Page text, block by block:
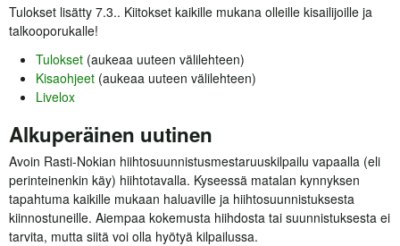
Tulokset lisätty 7.3.. Kiitokset kaikille mukana olleille kisailijoille ja
talkooporukalle!
Tulokset (aukeaa uuteen välilehteen)
Kisaohjeet (aukeaa uuteen välilehteen)
Livelox
Alkuperäinen uutinen
Avoin Rasti-Nokian hiihtosuunnistusmestaruuskilpailu vapaalla (eli
perinteinenkin käy) hiihtotavalla. Kyseessä matalan kynnyksen
tapahtuma kaikille mukaan haluaville ja hiihtosuunnistuksesta
kiinnostuneille. Aiempaa kokemusta hiihdosta tai suunnistuksesta ei
tarvita, mutta siitä voi olla hyötyä kilpailussa.